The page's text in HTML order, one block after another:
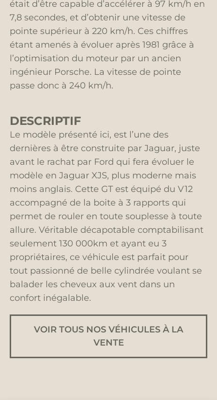
était d’être capable d’accélérer à 97 km/h en
7,8 secondes, et d’obtenir une vitesse de
pointe supérieur à 220 km/h. Ces chiffres
étant amenés à évoluer après 1981 grâce à
l’optimisation du moteur par un ancien
ingénieur Porsche. La vitesse de pointe
passe donc à 240 km/h.
DESCRIPTIF
Le modèle présenté ici, est l’une des
dernières à être construite par Jaguar, juste
avant le rachat par Ford qui fera évoluer le
modèle en Jaguar XJS, plus moderne mais
moins anglais. Cette GT est équipé du V12
accompagné de la boite à 3 rapports qui
permet de rouler en toute souplesse à toute
allure. Véritable décapotable comptabilisant
seulement 130 000km et ayant eu 3
propriétaires, ce véhicule est parfait pour
tout passionné de belle cylindrée voulant se
balader les cheveux aux vent dans un
confort inégalable.
VOIR TOUS NOS VÉHICULES À LA
VENTE